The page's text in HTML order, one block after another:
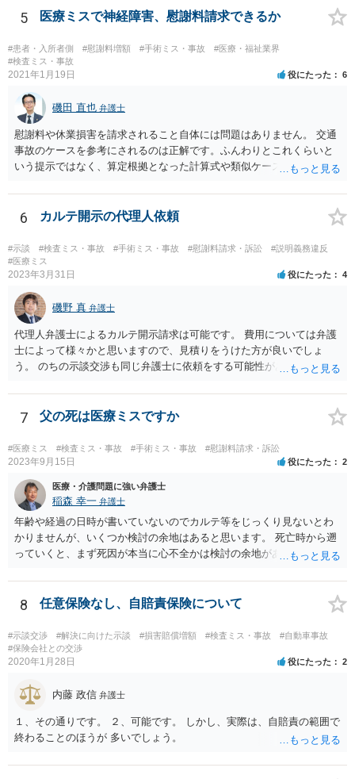
5 医療ミスで神経障害、慰謝料請求できるか
#患者・入所者側 #慰謝料増額 #手術ミス・事故
#医療・福祉業界
#検査ミス・事故
2021年1月19日 役にたった 6
磯田 直也 弁護士
慰謝料や休業損害を請求されること自体には問題はありません。 交通
事故のケースを参考にされるのは正解です。ふんわりとこれくらいと
いう提示ではなく、算定根拠となった計算式や類似ケースでの裁判所
面、針刺し事故については医療者側の故意や過失がないと思われるケ
ースが多く、早期解決のためにある程度の減額等があることはやむを
得ないかとも思います。 病院側の提示があまりにも低額であった場合
などには、弁護士へのご依頼も検討されるべきかと思います。 弁護士
への依頼が必要になる際に備えて、また現時点でのアドバイス等をも
らうために、一度法律事務所にご相談されておいても良いかも知れま
せん。
6 カルテ開示の代理人依頼
#示談 #検査ミス・事故 #手術ミス・事故 #慰謝料請求・訴訟
#説明義務違反
#医療ミス
2023年3月31日 役にたった 4
磯野 真 弁護士
代理人弁護士によるカルテ開示請求は可能です。 費用については弁護
士によって様々かと思いますので、見積りをうけた方が良いでしょ
う。 のちの示談交渉も同じ弁護士に依頼をする可能性がある場合に
いたほうが良いと思われます。
7 父の死は医療ミスですか
#医療ミス #検査ミス・事故 #手術ミス・事故 #慰謝料請求・訴訟
2023年9月15日 役にたった 2
医療・介護問題に強い弁護士
稲森 幸一 弁護士
年齢や経過の日時が書いていないのでカルテ等をじっくり見ないとわ
かりませんが、いくつか検討の余地はあると思います。 死亡時から遡
っていくと、まず死因が本当に心不全かは検討の余地があります。腹
こまでしたのか、またしたとして死亡を防げたのかどうかという因果
関係の問題もあります。 さらに遡ると、C病院の手術に問題はなかっ
たのか、そもそも手術をする必要があったのかも気になります。その
前は問題なさそうですが、転院が多いのでそんなに転院が必要だった
のかも一応は検討材料だと思います。 いずれにしてもお近くの弁護士
にカルテ等を持って行って相談されたらいかがでしょうか。 頑張って
8 任意保険なし、自賠責保険について
#示談交渉 #解決に向けた示談 #損害賠償増額 #検査ミス・事故
#自動車事故
#保険会社との交渉
2020年1月28日 役にたった 2
内藤 政信 弁護士
１、その通りです。 ２、可能です。 しかし、実際は、自賠責の範囲で
終わることのほうが 多いでしょう。